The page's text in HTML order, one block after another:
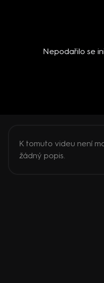
Nepodařilo se
K tomuto videu není
žádný popis.